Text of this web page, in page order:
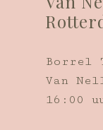
Borrel
Van
16:00